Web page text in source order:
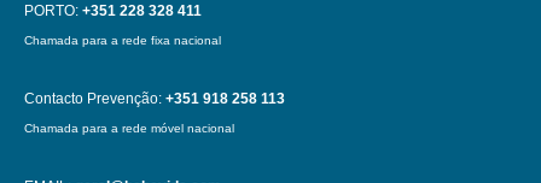
PORTO: +351 228 328 411
Chamada para a rede fixa nacional
Contacto Prevenção: +351 918 258 113
Chamada para a rede móvel nacional